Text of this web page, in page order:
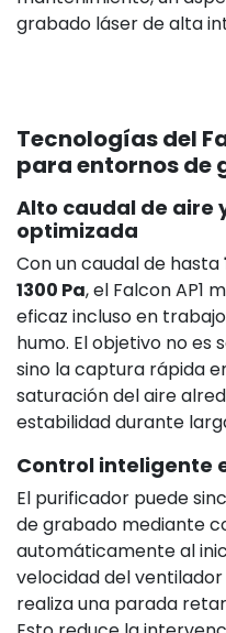
grabado láser de alta
Tecnologías del
para entornos de
Alto caudal de aire
optimizada
Con un caudal de hasta
1300 Pa, el Falcon AP1
eficaz incluso en
humo. El objetivo no es
sino la captura rápida
saturación del aire
estabilidad durante
Control inteligente
El purificador puede
de grabado mediante
automáticamente al
velocidad del
realiza una parada